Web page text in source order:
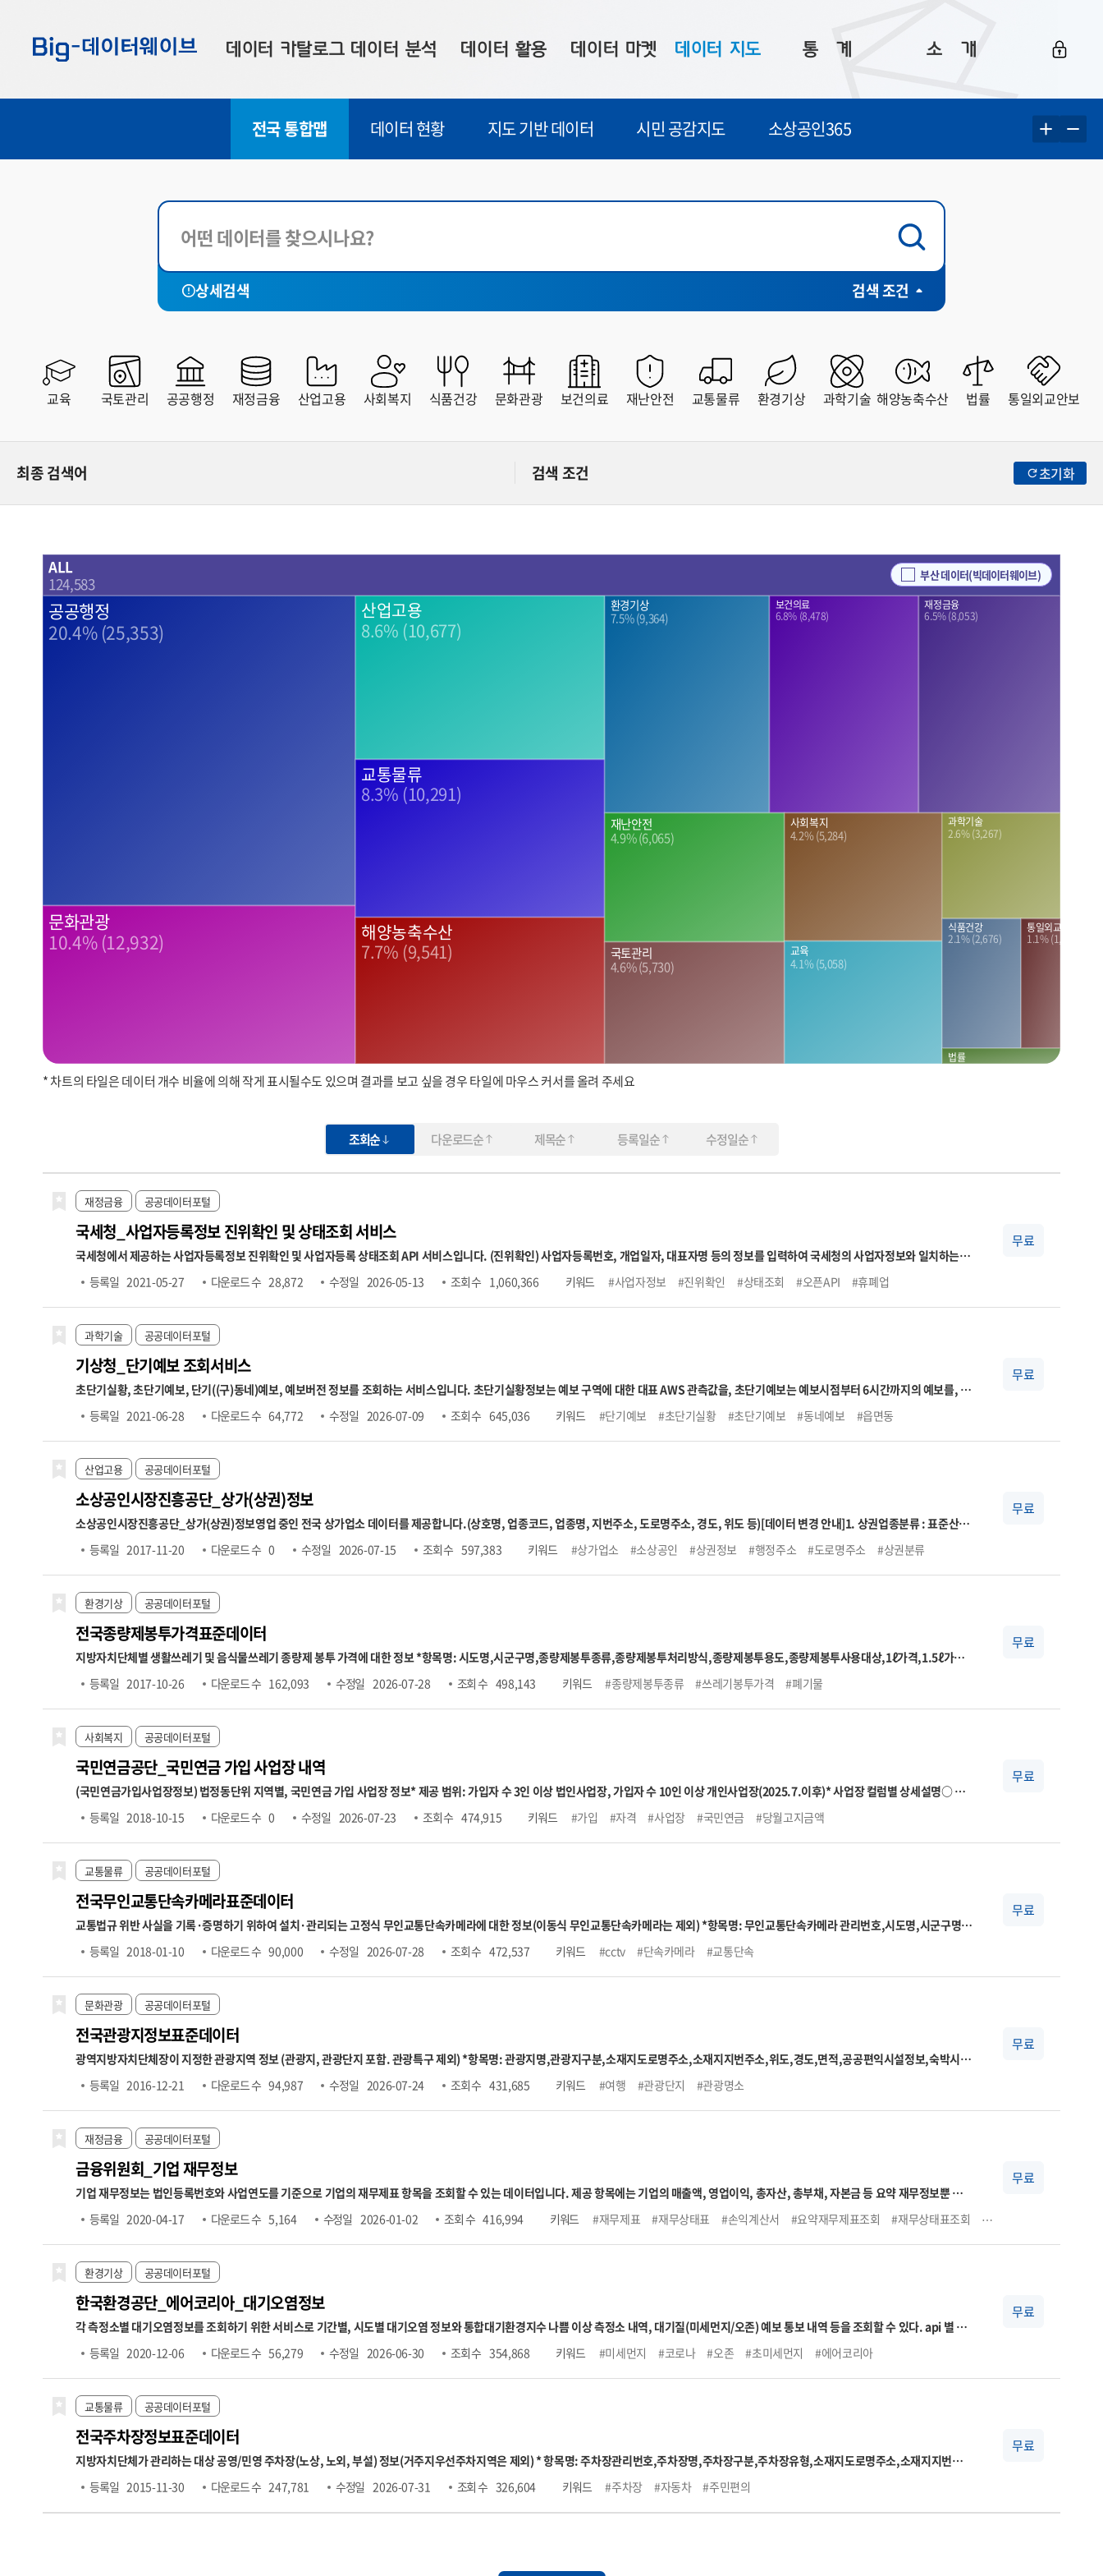
기
기
기
데이터 카탈로그
부산데이터
연계 데이터
데이터 제공 신청
데이터 오류 신고
데이터 분석
우수사례
데이터 활용
시각화 서비스
주소 좌표 변환
데이터 마켓
맞춤형 의뢰
판매자 신청
마켓 이용 안내
데이터 지도
데이터 현황
시민 공감지도
통ㅤ계
통계로 보는 부산
통계 알림
소ㅤ개
이용 안내
이용 문의 및 개선 요청
전국 통합맵 데이터 현황 지도 기반 데이터 시민 공감지도 소상공인365
상세검색 검색 조건
전체
세종특별자치시
서울특별시
대구광역시
인천광역시
울산광역시
경기도
충청북도
충청남도
전라남도
경상북도
강원특별자치도
전북특별자치도
전체
공공데이터포털
공간융합
교통
디지털산업혁신
라이프로그
부동산
산림
소방안전
연안
유통
전체 유료
부분유료
교육 국토관리 공공행정 재정금융 산업고용 사회복지 식품건강 문화관광 보건의료 재난안전 교통물류 환경기상 과학기술 해양농축수산 법률 통일외교안보
최종 검색어 검색 조건 초기화
부산 데이터(빅데이터웨이브)
공공행정
20.4% (25,353)
문화관광
10.4% (12,932)
산업고용
8.6% (10,677)
교통물류
8.3% (10,291)
해양농축수산
7.7% (9,541)
환경기상
7.5% (9,364)
보건의료
6.8% (8,478)
재정금융
6.5% (8,053)
재난안전
4.9% (6,065)
국토관리
4.6% (5,730)
사회복지
4.2% (5,284)
교육
4.1% (5,058)
과학기술
2.6% (3,267)
식품건강
2.1% (2,676)
통일외교안보
1.1% (1,333)
법률
0.4% (481)
ALL
124,583
* 차트의 타일은 데이터 개수 비율에 의해 작게 표시될수도 있으며 결과를 보고 싶을 경우 타일에 마우스 커서를 올려 주세요
조회순 다운로드순 제목순 등록일순 수정일순
재정금융 공공데이터포털
국세청_사업자등록정보 진위확인 및 상태조회 서비스
국세청에서 제공하는 사업자등록정보 진위확인 및 사업자등록 상태조회 API 서비스입니다. (진위확인) 사업자등록번호, 개업일자, 대표자명 등의 정보를 입력하여 국세청의 사업자정보와 일치하는지
진위여부 확인 (상태조회) 사업자등록번호만으로 해당 번호의 사업자 운영상태(휴업, 폐업), 과세유형(일반, 과세, 면세), 폐업일자 정보 조회 (호출허용건수) 1회 100건, 1일 100만건 제한 (테스트) 공
공데이터포털 → 정보공유 → 공지사항 → "[국세청]사업자등록정보 진위확인 및 상태조회 서비스 오픈API 개방 안내" → 오픈API 테스트 링크 ※ 국세청에 등록된 사업자등록정보와 30분 주기로 업
데이트 됨(신규 개업자는 1~2일 소요)
등록일 2021-05-27 다운로드 수 28,872 수정일 2026-05-13 조회 수 1,060,366 키워드 #사업자정보 #진위확인 #상태조회 #오픈API #휴폐업
무료
과학기술 공공데이터포털
기상청_단기예보 조회서비스
초단기실황, 초단기예보, 단기((구)동네)예보, 예보버전 정보를 조회하는 서비스입니다. 초단기실황정보는 예보 구역에 대한 대표 AWS 관측값을, 초단기예보는 예보시점부터 6시간까지의 예보를, 단
기예보는 예보기간을 글피까지 확장 및 예보단위를 상세화(3시간→1시간)하여 시공간적으로 세분화한 예보를 제공합니다. 단기예보는 예보기간과 구역을 시·공간적으로 세분화하여 발표하는 예보입
니다. 지역별 시간별 차이로 인한 수요자의 불편을 최소화하기 위해 전국을 5km*5km 간격의 격자로 나누어 읍, 면, 동 단위의 행정구역 중심으로 상세한 날씨를 제공합니다.
등록일 2021-06-28 다운로드 수 64,772 수정일 2026-07-09 조회 수 645,036 키워드 #단기예보 #초단기실황 #초단기예보 #동네예보 #읍면동
무료
산업고용 공공데이터포털
소상공인시장진흥공단_상가(상권)정보
소상공인시장진흥공단_상가(상권)정보영업 중인 전국 상가업소 데이터를 제공합니다.(상호명, 업종코드, 업종명, 지번주소, 도로명주소, 경도, 위도 등)[데이터 변경 안내]1. 상권업종분류 : 표준산업
분류 기반 업종분류
2. 업종분류 체계: 대분류(10개), 중분류(75개), 소분류(247개) 3. 표준산업분류 : 10차 -표준산업분류는 업종분류 정제에 따라 상권업종분류 연계표와 상이할 수 있음
소상공인 365 공지사항에서 확인하시기 바랍니다.
https://bigdata.sbiz.or.kr/#/notice/267352041576902656
등록일 2017-11-20 다운로드 수 0 수정일 2026-07-15 조회 수 597,383 키워드 #상가업소 #소상공인 #상권정보 #행정주소 #도로명주소 #상권분류
무료
환경기상 공공데이터포털
전국종량제봉투가격표준데이터
지방자치단체별 생활쓰레기 및 음식물쓰레기 종량제 봉투 가격에 대한 정보 *항목명: 시도명,시군구명,종량제봉투종류,종량제봉투처리방식,종량제봉투용도,종량제봉투사용대상,1ℓ가격,1.5ℓ가
격,2ℓ가격,2.5ℓ가격,3ℓ가격,5ℓ가격,10ℓ가격,20ℓ가격,30ℓ가격,50ℓ가격,60ℓ가격,75ℓ가격,100ℓ가격,120ℓ가격,125ℓ가격,관리부서명,관리부서전화번호
등록일 2017-10-26 다운로드 수 162,093 수정일 2026-07-28 조회 수 498,143 키워드 #종량제봉투종류 #쓰레기봉투가격 #폐기물
무료
사회복지 공공데이터포털
국민연금공단_국민연금 가입 사업장 내역
(국민연금가입사업장정보) 법정동단위 지역별, 국민연금 가입 사업장 정보* 제공 범위: 가입자 수 3인 이상 법인사업장, 가입자 수 10인 이상 개인사업장(2025.7.이후)* 사업장 컬럼별 상세설명○ 자
료생성년월 → 자격마감일(사유발생일이 속하는 달의 다음달 15일)까지 신고분 반영
○ 가입자 수 → 가입자 수(고지인원 수 포함)
○ 당월고지금액 → 국민연금법 시행령 제5조에 의거 기준소득월액 상
한액 적용으로 실제소득과 고지금액은 상이할 수 있음
■상한액 2022.7. ~ 2023.6. 5,530,000원 ■상한액 2023.7. ~ 2024.6. 5,900,000원
2025.7. ~ 2026.6. 6,370,000원
■상한액 2026.7. ~ 2027.6. 6,590,000원○ 신규취득자수 → 납부재개 포함 ※전달 고지대상자와 비교하므로 실제 취득자수와 상이할 수 있음(초일 취득이 아닌
경우 당월 미고지되면 다음 달 취득자 수에 반영)
제공하므로 실제 상실자 수와 상이할 수 있음
등록일 2018-10-15 다운로드 수 0 수정일 2026-07-23 조회 수 474,915 키워드 #가입 #자격 #사업장 #국민연금 #당월고지금액
무료
교통물류 공공데이터포털
전국무인교통단속카메라표준데이터
교통법규 위반 사실을 기록·증명하기 위하여 설치·관리되는 고정식 무인교통단속카메라에 대한 정보(이동식 무인교통단속카메라는 제외) *항목명: 무인교통단속카메라 관리번호,시도명,시군구명,
도로종류,도로노선번호,도로노선명,도로노선방향,소재지도로명주소,소재지지번주소,위도,경도,설치장소,단속구분,제한속도,단속구간위치구분,과속단속구간길이,보호구역구분,설치연도,관리기
관명,관리기관전화번호
등록일 2018-01-10 다운로드 수 90,000 수정일 2026-07-28 조회 수 472,537 키워드 #cctv #단속카메라 #교통단속
무료
문화관광 공공데이터포털
전국관광지정보표준데이터
광역지방자치단체장이 지정한 관광지역 정보 (관광지, 관광단지 포함. 관광특구 제외) *항목명: 관광지명,관광지구분,소재지도로명주소,소재지지번주소,위도,경도,면적,공공편익시설정보,숙박시설
정보,운동및오락시설정보,휴양및문화시설정보,접객시설정보,지원시설정보,지정일자,수용인원수,주차가능수,관광지소개,관리기관전화번호,관리기관명
등록일 2016-12-21 다운로드 수 94,987 수정일 2026-07-24 조회 수 431,685 키워드 #여행 #관광단지 #관광명소
무료
재정금융 공공데이터포털
금융위원회_기업 재무정보
기업 재무정보는 법인등록번호와 사업연도를 기준으로 기업의 재무제표 항목을 조회할 수 있는 데이터입니다. 제공 항목에는 기업의 매출액, 영업이익, 총자산, 총부채, 자본금 등 요약 재무정보뿐 아
니라, 계정과목별 재무상태표와 손익계산서 항목이 포함됩니다. 데이터는 요약재무제표 조회, 재무상태표 조회, 손익계산서 조회의 세 가지 오퍼레이션으로 구성되어 있으며, 각 항목에 대해 전기·당
기·전분기 등의 비교 수치도 함께 제공됩니다. 본 데이터는 기업의 경영성과 분석, 재무 건전성 평가, 투자 위험 분석, 기업 간 재무비교 등 다양한 금융 분석에 활용될 수 있습니다. ※ 데이터 갱신주기는
일 1회입니다. ※ 금융위원회의 모든 API는 데이터 보유기관으로부터 데이터를 연계받아 수집 후 개방하고 있습니다. 금융위원회에서 제공하는 모든 서비스는 실시간이 아니며, 데이터 갱신은 기준일
자로부터 영업일 하루 뒤 오후 1시 이후에 업데이트됩니다. 예를 들어, 금요일 데이터는 차주 월요일에 제공됩니다. (월요일이 공휴일인 경우, 다음 영업일에 제공됩니다)
등록일 2020-04-17 다운로드 수 5,164 수정일 2026-01-02 조회 수 416,994 키워드 #재무제표 #재무상태표 #손익계산서 #요약재무제표조회 #재무상태표조회 #손익계산서조회
무료
환경기상 공공데이터포털
한국환경공단_에어코리아_대기오염정보
각 측정소별 대기오염정보를 조회하기 위한 서비스로 기간별, 시도별 대기오염 정보와 통합대기환경지수 나쁨 이상 측정소 내역, 대기질(미세먼지/오존) 예보 통보 내역 등을 조회할 수 있다. api 별 상
세기능으로는 측정소별 실시간 측정정보 조회, 통합대기환경지수 나쁨이상 측정소 목록조회, 시도별 실시간 측정정보조회, 대기질 예보통보 조회, 초미세먼지 주간예보 조회의 기능으로 이루어져 있
습니다. ※ 운영계정으로 사용하고자 할 경우 "한국환경공단 에어코리아 OpenAPI 기술문서" 내 신청 가이드 참고
등록일 2020-12-06 다운로드 수 56,279 수정일 2026-06-30 조회 수 354,868 키워드 #미세먼지 #코로나 #오존 #초미세먼지 #에어코리아
무료
교통물류 공공데이터포털
전국주차장정보표준데이터
지방자치단체가 관리하는 대상 공영/민영 주차장(노상, 노외, 부설) 정보(거주지우선주차지역은 제외) * 항목명: 주차장관리번호,주차장명,주차장구분,주차장유형,소재지도로명주소,소재지지번주
소,주차구획수,급지구분,부제시행구분,운영요일,평일운영시작시각,평일운영종료시각,토요일운영시작시각,토요일운영종료시각,공휴일운영시작시각,공휴일운영종료시각,요금정보,주차기본시
간,주차기본요금,추가단위시간,추가단위요금,1일주차권요금적용시간,1일주차권요금,월정기권요금,결제방법,특기사항,관리기관명,전화번호,위도,경도,장애인전용주차구역보유여부
등록일 2015-11-30 다운로드 수 247,781 수정일 2026-07-31 조회 수 326,604 키워드 #주차장 #자동차 #주민편의
무료